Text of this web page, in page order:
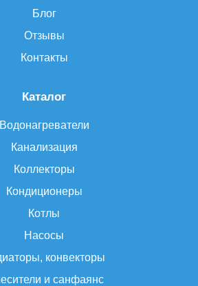
Каталог
Водонагреватели
Канализация
Коллекторы
Кондиционеры
Котлы
Насосы
конвекторы
и санфаянс
Блог
Отзывы
Контакты